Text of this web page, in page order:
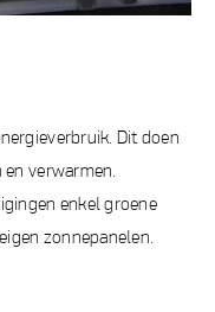
Dit doen
verwarmen.
enkel groene
zonnepanelen.